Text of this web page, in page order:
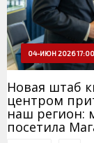
04-ИЮН 2026 17:00
Новая штаб
центром
наш регион:
посетила